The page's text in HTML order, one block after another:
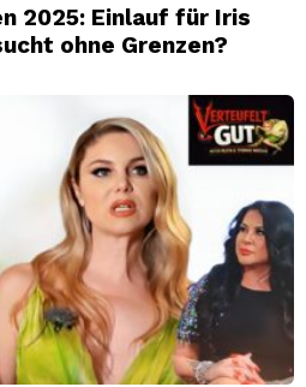
2025: Einlauf für Iris
ohne Grenzen?